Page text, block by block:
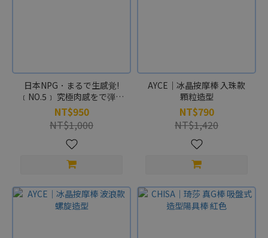
日本NPG．まるで生感覚!
﹝NO.5﹞ 究極肉感をで弾力
と感触自由任彎吸盤式老二
棒
NT$950
NT$1,000
AYCE｜冰晶按摩棒 入珠款
顆粒造型
NT$790
NT$1,420